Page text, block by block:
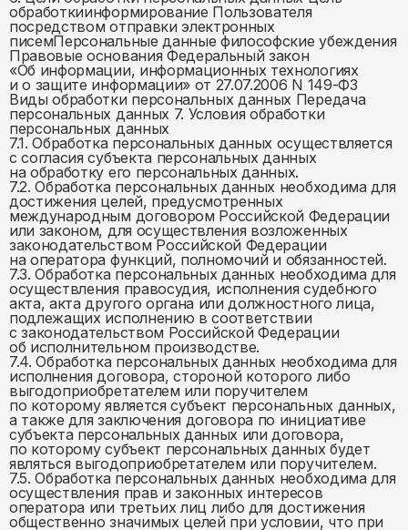
обработкиинформирование Пользователя
посредством отправки электронных
писемПерсональные данные философские убеждения
Правовые основания Федеральный закон
«Об информации, информационных технологиях
и о защите информации» от 27.07.2006 N 149-ФЗ
Виды обработки персональных данных Передача
персональных данных 7. Условия обработки
персональных данных
7.1. Обработка персональных данных осуществляется
с согласия субъекта персональных данных
на обработку его персональных данных.
7.2. Обработка персональных данных необходима для
достижения целей, предусмотренных
международным договором Российской Федерации
или законом, для осуществления возложенных
законодательством Российской Федерации
на оператора функций, полномочий и обязанностей.
7.3. Обработка персональных данных необходима для
осуществления правосудия, исполнения судебного
акта, акта другого органа или должностного лица,
подлежащих исполнению в соответствии
с законодательством Российской Федерации
об исполнительном производстве.
7.4. Обработка персональных данных необходима для
исполнения договора, стороной которого либо
выгодоприобретателем или поручителем
по которому является субъект персональных данных,
а также для заключения договора по инициативе
субъекта персональных данных или договора,
по которому субъект персональных данных будет
являться выгодоприобретателем или поручителем.
7.5. Обработка персональных данных необходима для
осуществления прав и законных интересов
оператора или третьих лиц либо для достижения
общественно значимых целей при условии, что при